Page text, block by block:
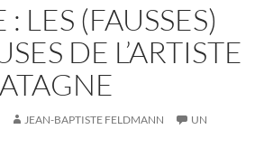
LES (FAUSSES)
DE L’ARTISTE
JEAN-BAPTISTE FELDMANN
UN